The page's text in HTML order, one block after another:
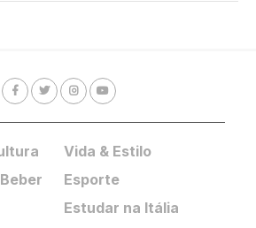
Vida & Estilo
Esporte
Estudar na Itália